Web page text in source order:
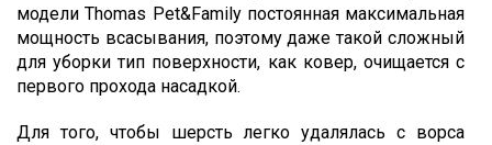
модели Thomas Pet&Family постоянная максимальная
мощность всасывания, поэтому даже такой сложный
для уборки тип поверхности, как ковер, очищается с
первого прохода насадкой.
Для того, чтобы шерсть легко удалялась с ворса